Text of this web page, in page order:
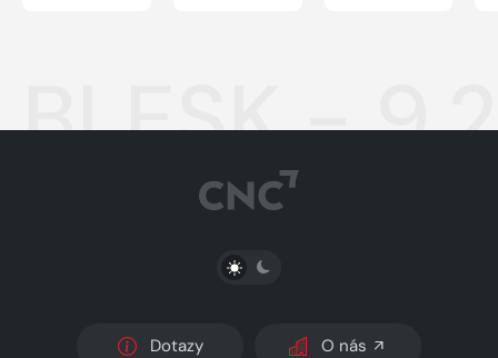
BLESK -
PŘEPNOUT SVĚTLÝ/TMAVÝ REŽIM
Dotazy O nás